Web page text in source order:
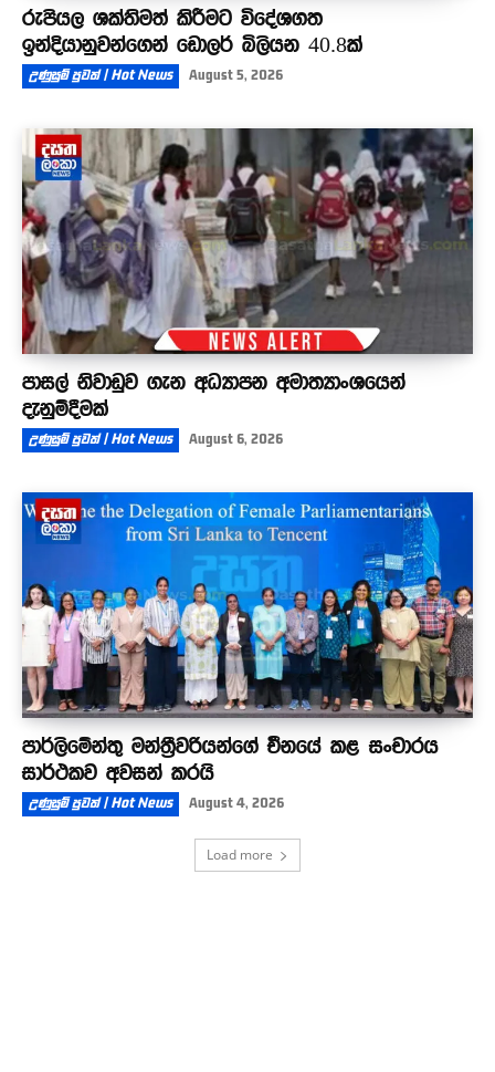
රුපියල ශක්තිමත් කිරීමට විදේශගත
ඉන්දියානුවන්ගෙන් ඩොලර් බිලියන 40.8ක්
උණුසුම් පුවත් | Hot News August 5, 2026
පාසල් නිවාඩුව ගැන අධ්‍යාපන අමාත්‍යාංශයෙන්
දැනුම්දීමක්
උණුසුම් පුවත් | Hot News August 6, 2026
පාර්ලිමේන්තු මන්ත්‍රීවරියන්ගේ චීනයේ කළ සංචාරය
සාර්ථකව අවසන් කරයි
උණුසුම් පුවත් | Hot News August 4, 2026
Load more